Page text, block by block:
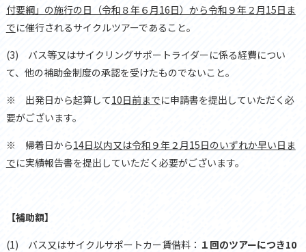
付要綱」の施行の日（令和８年６月16日）から令和９年２月15日ま
でに催行されるサイクルツアーであること。
(3) バス等又はサイクリングサポートライダーに係る経費につい
て、他の補助金制度の承認を受けたものでないこと。
※ 出発日から起算して10日前までに申請書を提出していただく必
要がございます。
※ 帰着日から14日以内又は令和９年２月15日のいずれか早い日ま
でに実績報告書を提出していただく必要がございます。
【補助額】
(1) バス又はサイクルサポートカー賃借料： １回のツアーにつき10